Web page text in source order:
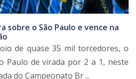
sobre o São Paulo e vence na
de quase 35 mil torcedores, o
Paulo de virada por 2 a 1, neste
do Campeonato Br ...